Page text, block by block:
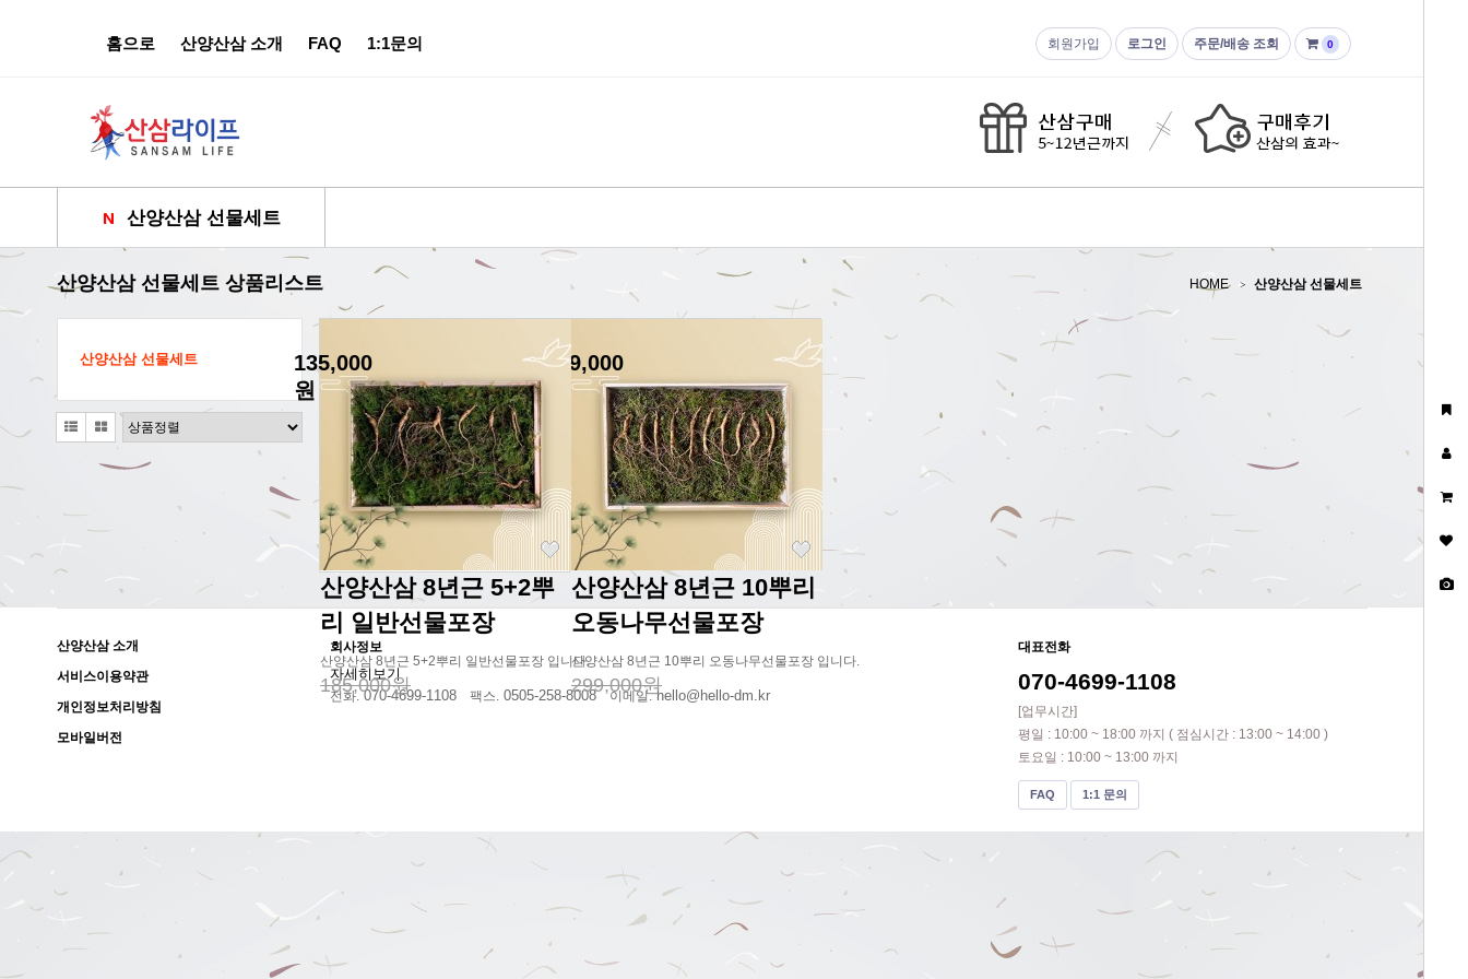
홈으로 산양산삼 소개 FAQ 1:1문의 회원가입 로그인 주문/배송 조회 0
산양산삼 선물세트
산양산삼 선물세트 상품리스트 HOME 산양산삼 선물세트
산양산삼 선물세트
산양산삼 8년근 10뿌리
오동나무선물포장
산양산삼 8년근 10뿌리 오동나무선물포장 입니다.
299,000원
249,000
산양산삼 8년근 5+2뿌
리 일반선물포장
산양산삼 8년근 5+2뿌리 일반선물포장 입니다.
185,000원
135,000
원
산양산삼 소개
서비스이용약관
개인정보처리방침
모바일버전
회사정보
자세히보기
전화.070-4699-1108 팩스. 0505-258-8008 이메일.hello@hello-dm.kr
대표전화
070-4699-1108
[업무시간]
평일 : 10:00 ~ 18:00 까지 ( 점심시간 : 13:00 ~ 14:00 )
토요일 : 10:00 ~ 13:00 까지
FAQ 1:1 문의